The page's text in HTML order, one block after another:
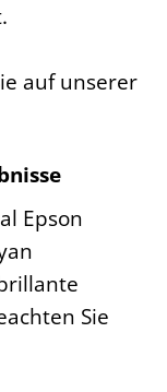
auf unserer
Epson
Sie